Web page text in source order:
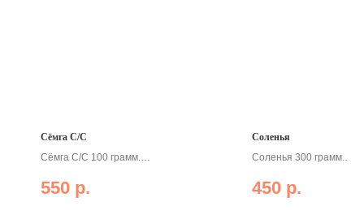
Сёмга С/С
Сёмга С/С 100 грамм.
550 р.
Соленья
Соленья 300 грамм.
450 р.